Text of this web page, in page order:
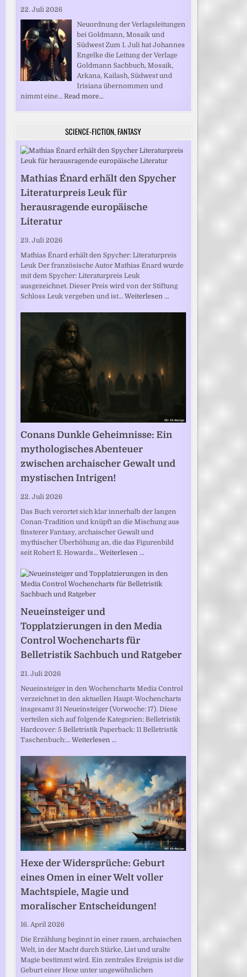
22. Juli 2026
Neuordnung der Verlagsleitungen
bei Goldmann, Mosaik und
Südwest Zum 1. Juli hat Johannes
Engelke die Leitung der Verlage
Goldmann Sachbuch, Mosaik,
Arkana, Kailash, Südwest und
Irisiana übernommen und
nimmt eine… Read more…
SCIENCE-FICTION, FANTASY
Mathias Énard erhält den Spycher
Literaturpreis Leuk für
herausragende europäische
Literatur
23. Juli 2026
Mathias Énard erhält den Spycher: Literaturpreis
Leuk Der französische Autor Mathias Énard wurde
mit dem Spycher: Literaturpreis Leuk
ausgezeichnet. Dieser Preis wird von der Stiftung
Schloss Leuk vergeben und ist… Weiterlesen …
Conans Dunkle Geheimnisse: Ein
mythologisches Abenteuer
zwischen archaischer Gewalt und
mystischen Intrigen!
22. Juli 2026
Das Buch verortet sich klar innerhalb der langen
Conan-Tradition und knüpft an die Mischung aus
finsterer Fantasy, archaischer Gewalt und
mythischer Überhöhung an, die das Figurenbild
seit Robert E. Howards… Weiterlesen …
Neueinsteiger und
Topplatzierungen in den Media
Control Wochencharts für
Belletristik Sachbuch und Ratgeber
21. Juli 2026
Neueinsteiger in den Wochencharts Media Control
verzeichnet in den aktuellen Haupt-Wochencharts
insgesamt 31 Neueinsteiger (Vorwoche: 17). Diese
verteilen sich auf folgende Kategorien: Belletristik
Hardcover: 5 Belletristik Paperback: 11 Belletristik
Taschenbuch:… Weiterlesen …
Hexe der Widersprüche: Geburt
eines Omen in einer Welt voller
Machtspiele, Magie und
moralischer Entscheidungen!
16. April 2026
Die Erzählung beginnt in einer rauen, archaischen
Welt, in der Macht durch Stärke, List und uralte
Magie bestimmt wird. Ein zentrales Ereignis ist die
Geburt einer Hexe unter ungewöhnlichen